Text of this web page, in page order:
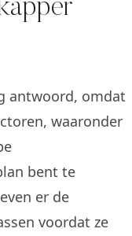
antwoord, omdat
waaronder
bent te
er de
voordat ze